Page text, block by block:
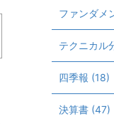
ファンダメ
テクニカル
四季報 (18)
決算書 (47)